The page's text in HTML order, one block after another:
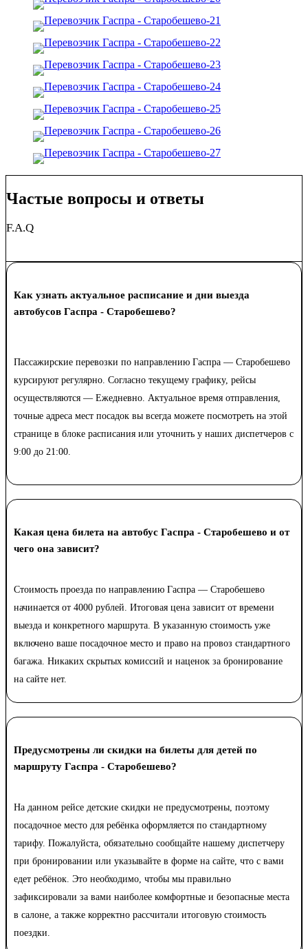
Частые вопросы и ответы
F.A.Q
Как узнать актуальное расписание и дни выезда
автобусов Гаспра - Старобешево?
Пассажирские перевозки по направлению Гаспра — Старобешево
курсируют регулярно. Согласно текущему графику, рейсы
осуществляются — Ежедневно. Актуальное время отправления,
точные адреса мест посадок вы всегда можете посмотреть на этой
странице в блоке расписания или уточнить у наших диспетчеров с
9:00 до 21:00.
Какая цена билета на автобус Гаспра - Старобешево и от
чего она зависит?
Стоимость проезда по направлению Гаспра — Старобешево
начинается от 4000 рублей. Итоговая цена зависит от времени
выезда и конкретного маршрута. В указанную стоимость уже
включено ваше посадочное место и право на провоз стандартного
багажа. Никаких скрытых комиссий и наценок за бронирование
на сайте нет.
Предусмотрены ли скидки на билеты для детей по
маршруту Гаспра - Старобешево?
На данном рейсе детские скидки не предусмотрены, поэтому
посадочное место для ребёнка оформляется по стандартному
тарифу. Пожалуйста, обязательно сообщайте нашему диспетчеру
при бронировании или указывайте в форме на сайте, что с вами
едет ребёнок. Это необходимо, чтобы мы правильно
зафиксировали за вами наиболее комфортные и безопасные места
в салоне, а также корректно рассчитали итоговую стоимость
поездки.